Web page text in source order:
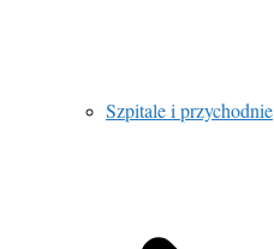
Szpitale i przychodnie